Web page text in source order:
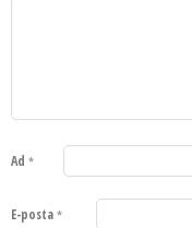
Ad *
E-posta *